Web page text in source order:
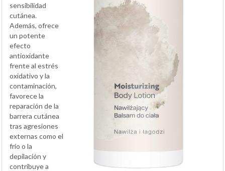
sensibilidad
cutánea.
Además, ofrece
un potente
efecto
antioxidante
frente al estrés
oxidativo y la
contaminación,
favorece la
reparación de la
barrera cutánea
tras agresiones
externas como el
frío o la
depilación y
contribuye a